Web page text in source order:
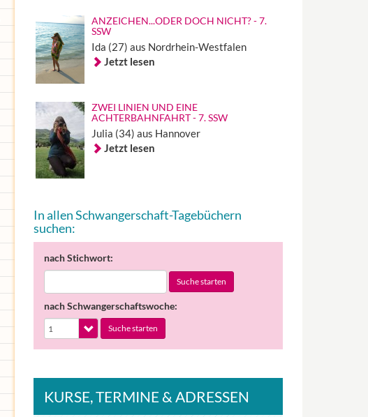
ANZEICHEN...ODER DOCH NICHT? - 7.
SSW
Ida (27) aus Nordrhein-Westfalen
Jetzt lesen
ZWEI LINIEN UND EINE
ACHTERBAHNFAHRT - 7. SSW
Julia (34) aus Hannover
Jetzt lesen
In allen Schwangerschaft-Tagebüchern
suchen:
nach Stichwort:
Suche starten
nach Schwangerschaftswoche:
Suche starten
KURSE, TERMINE & ADRESSEN